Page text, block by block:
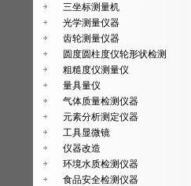
三坐标测量机
光学测量仪器
齿轮测量仪器
圆度圆柱度仪轮形状检测
粗糙度仪测量仪
量具量仪
气体质量检测仪器
元素分析测定仪器
工具显微镜
仪器改造
环境水质检测仪器
食品安全检测仪器